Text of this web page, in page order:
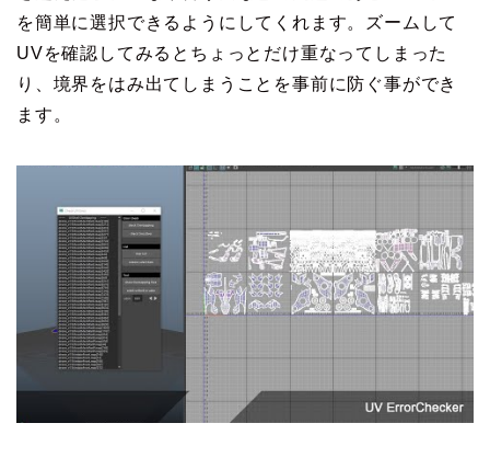
を簡単に選択できるようにしてくれます。ズームして
UVを確認してみるとちょっとだけ重なってしまった
り、境界をはみ出てしまうことを事前に防ぐ事ができ
ます。